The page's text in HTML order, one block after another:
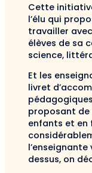
Cette
l’élu qui
travailler
élèves de sa
science,
Et les
livret
proposant de
enfants et en
dessus, on